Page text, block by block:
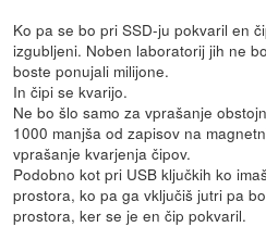
Ko pa se bo pri SSD-ju pokvaril en
izgubljeni. Noben laboratorij jih ne
boste ponujali milijone.
In čipi se kvarijo.
Ne bo šlo samo za vprašanje
1000 manjša od zapisov na
vprašanje kvarjenja čipov.
Podobno kot pri USB ključkih ko
prostora, ko pa ga vključiš jutri pa
prostora, ker se je en čip pokvaril.